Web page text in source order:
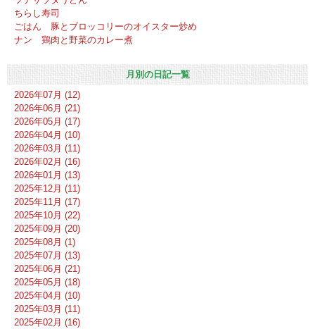
ちらし寿司
ごはん 豚とブロッコリーのオイスター炒め
ナン 鶏肉と野菜のカレー煮
月別の日記一覧
2026年07月 (12)
2026年06月 (21)
2026年05月 (17)
2026年04月 (10)
2026年03月 (11)
2026年02月 (16)
2026年01月 (13)
2025年12月 (11)
2025年11月 (17)
2025年10月 (22)
2025年09月 (20)
2025年08月 (1)
2025年07月 (13)
2025年06月 (21)
2025年05月 (18)
2025年04月 (10)
2025年03月 (11)
2025年02月 (16)